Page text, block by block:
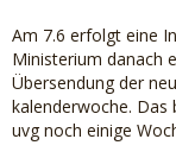
Am 7.6 erfolgt eine
Ministerium danach
Übersendung der
kalenderwoche. Das
uvg noch einige